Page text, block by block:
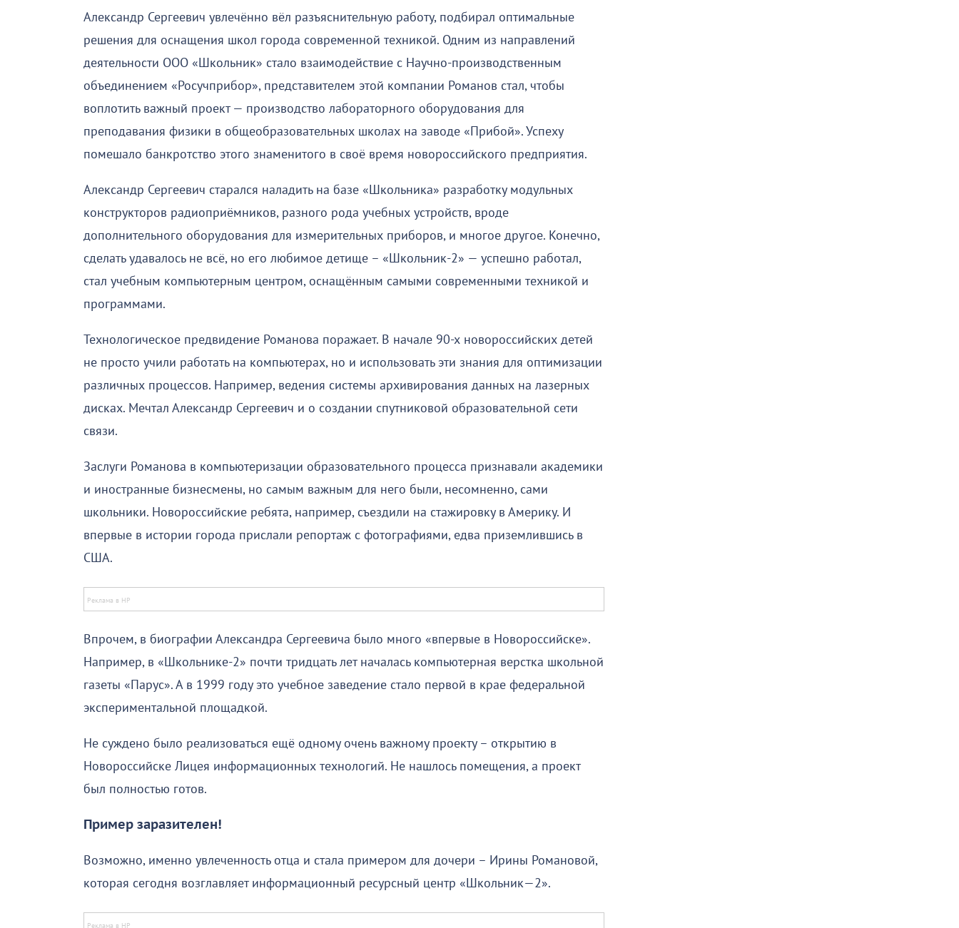
Александр Сергеевич увлечённо вёл разъяснительную работу, подбирал оптимальные
решения для оснащения школ города современной техникой. Одним из направлений
деятельности ООО «Школьник» стало взаимодействие с Научно-производственным
объединением «Росучприбор», представителем этой компании Романов стал, чтобы
воплотить важный проект — производство лабораторного оборудования для
преподавания физики в общеобразовательных школах на заводе «Прибой». Успеху
помешало банкротство этого знаменитого в своё время новороссийского предприятия.
Александр Сергеевич старался наладить на базе «Школьника» разработку модульных
конструкторов радиоприёмников, разного рода учебных устройств, вроде
дополнительного оборудования для измерительных приборов, и многое другое. Конечно,
сделать удавалось не всё, но его любимое детище – «Школьник-2» — успешно работал,
стал учебным компьютерным центром, оснащённым самыми современными техникой и
программами.
Технологическое предвидение Романова поражает. В начале 90-х новороссийских детей
не просто учили работать на компьютерах, но и использовать эти знания для оптимизации
различных процессов. Например, ведения системы архивирования данных на лазерных
дисках. Мечтал Александр Сергеевич и о создании спутниковой образовательной сети
связи.
Заслуги Романова в компьютеризации образовательного процесса признавали академики
и иностранные бизнесмены, но самым важным для него были, несомненно, сами
школьники. Новороссийские ребята, например, съездили на стажировку в Америку. И
впервые в истории города прислали репортаж с фотографиями, едва приземлившись в
США.
Впрочем, в биографии Александра Сергеевича было много «впервые в Новороссийске».
Например, в «Школьнике-2» почти тридцать лет началась компьютерная верстка школьной
газеты «Парус». А в 1999 году это учебное заведение стало первой в крае федеральной
экспериментальной площадкой.
Не суждено было реализоваться ещё одному очень важному проекту – открытию в
Новороссийске Лицея информационных технологий. Не нашлось помещения, а проект
был полностью готов.
Пример заразителен!
Возможно, именно увлеченность отца и стала примером для дочери – Ирины Романовой,
которая сегодня возглавляет информационный ресурсный центр «Школьник—2».